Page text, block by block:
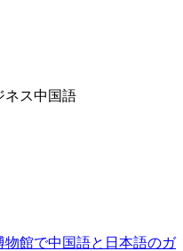
ス中国語
館で中国語と日本語のガ